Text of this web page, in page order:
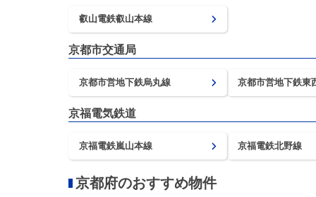
叡山電鉄叡山本線
京都市交通局
京都市営地下鉄烏丸線 京都市営地下鉄東
京福電気鉄道
京福電鉄嵐山本線 京福電鉄北野線
京都府のおすすめ物件